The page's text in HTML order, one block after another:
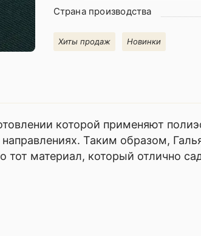
Страна производства
Хиты продаж Новинки
которой применяют
Таким образом,
материал, который отлично